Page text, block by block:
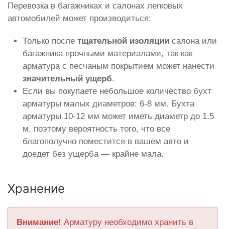
Перевозка в багажниках и салонах легковых
автомобилей может производиться:
Только после тщательной изоляции салона или
багажника прочными материалами, так как
арматура с песчаным покрытием может нанести
значительный ущерб.
Если вы покупаете небольшое количество бухт
арматуры малых диаметров: 6-8 мм. Бухта
арматуры 10-12 мм может иметь диаметр до 1.5
м, поэтому вероятность того, что все
благополучно поместится в вашем авто и
доедет без ущерба — крайне мала.
Хранение
Внимание! Арматуру необходимо хранить в